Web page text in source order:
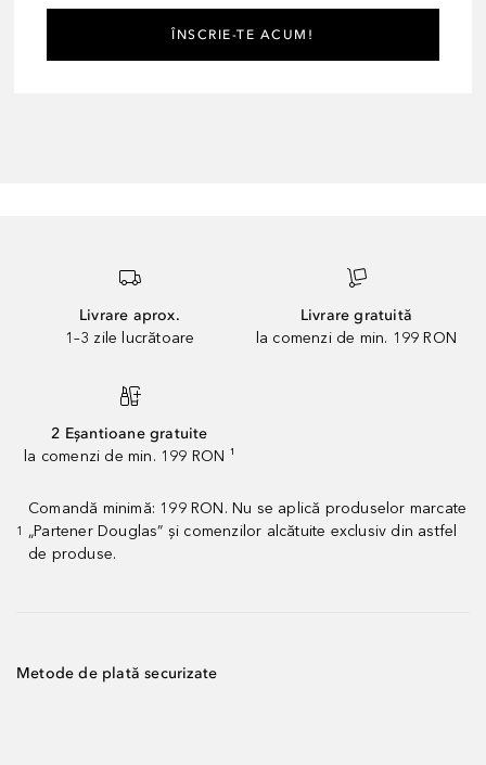
ÎNSCRIE-TE ACUM!
Livrare aprox.
1–3 zile lucrătoare
Livrare gratuită
la comenzi de min. 199 RON
2 Eșantioane gratuite
la comenzi de min. 199 RON ¹
1
Comandă minimă: 199 RON. Nu se aplică produselor marcate
„Partener Douglas” și comenzilor alcătuite exclusiv din astfel
de produse.
Metode de plată securizate